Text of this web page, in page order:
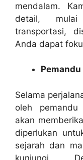
mendalam.
detail,
transportasi,
Anda dapat
Selama
oleh pemandu
akan
diperlukan
sejarah dan
kunjungi.